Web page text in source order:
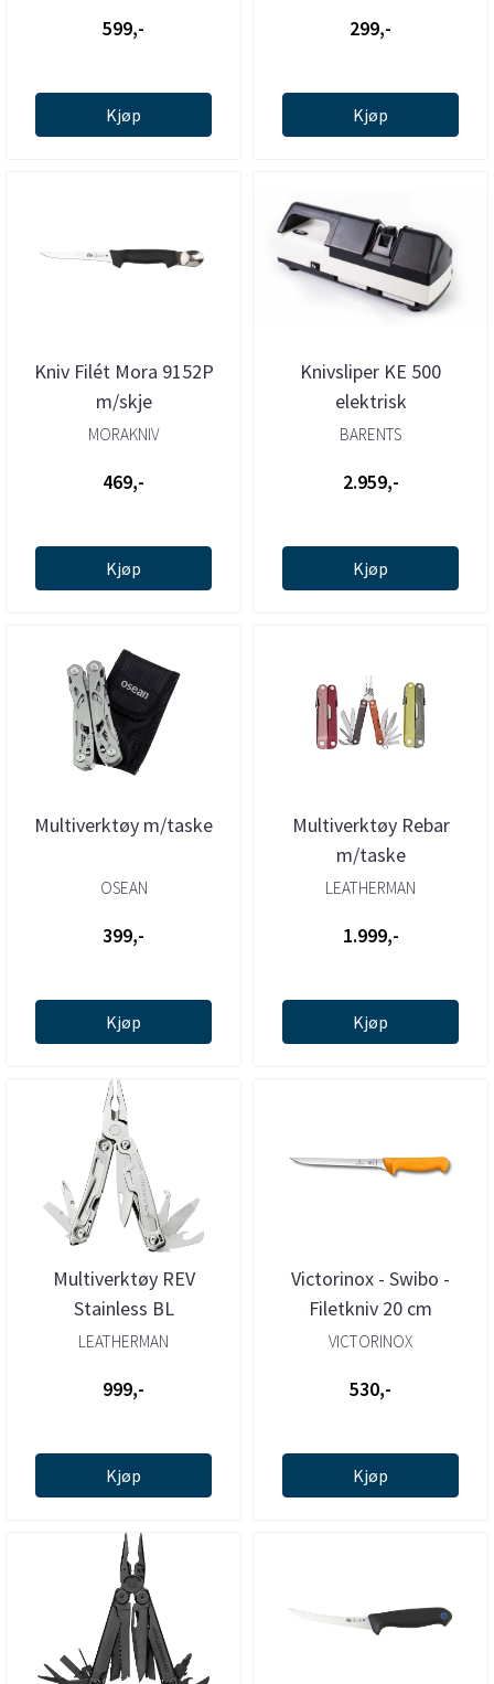
599,-
Kjøp
299,-
Kjøp
Kniv Filét Mora 9152P
m/skje
MORAKNIV
469,-
Kjøp
Knivsliper KE 500
elektrisk
BARENTS
2.959,-
Kjøp
Multiverktøy m/taske
OSEAN
399,-
Kjøp
Multiverktøy Rebar
m/taske
LEATHERMAN
1.999,-
Kjøp
Multiverktøy REV
Stainless BL
LEATHERMAN
999,-
Kjøp
Victorinox - Swibo -
Filetkniv 20 cm
VICTORINOX
530,-
Kjøp